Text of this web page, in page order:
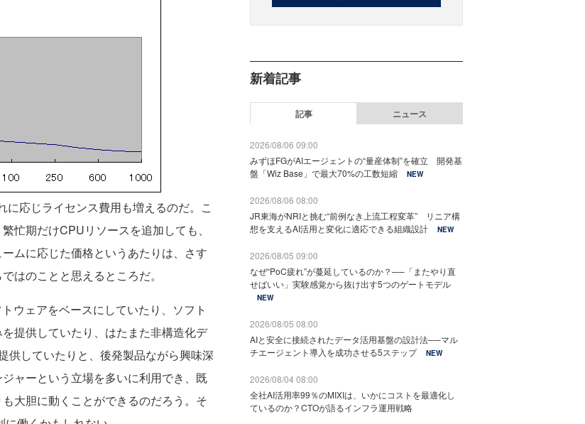
応じライセンス費用も増えるのだ。こ
忙期だけCPUリソースを追加しても、
ムに応じた価格というあたりは、さす
はのことと思えるところだ。
ウェアをベースにしていたり、ソフト
提供していたり、はたまた非構造化デ
供していたりと、後発製品ながら興味深
ャーという立場を多いに利用でき、既
大胆に動くことができるのだろう。そ
新着記事
記事 ニュース
2026/08/06 09:00
みずほFGがAIエージェントの“量産体制”を確立 開発基
盤「Wiz Base」で最大70%の工数短縮
NEW
2026/08/06 08:00
JR東海がNRIと挑む“前例なき上流工程変革” リニア構
想を支えるAI活用と変化に適応できる組織設計
NEW
2026/08/05 09:00
なぜ“PoC疲れ”が蔓延しているのか？──「またやり直
せばいい」実験感覚から抜け出す5つのゲートモデル
NEW
2026/08/05 08:00
AIと安全に接続されたデータ活用基盤の設計法──マル
チエージェント導入を成功させる5ステップ
NEW
2026/08/04 08:00
全社AI活用率99％のMIXIは、いかにコストを最適化し
ているのか？CTOが語るインフラ運用戦略